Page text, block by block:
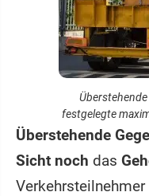
festgelegte
Überstehende
Sicht noch das
Verkehrsteilnehmer